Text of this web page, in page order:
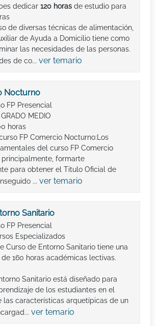
dedicar 120 horas de estudio para
de diversas técnicas de alimentación,
de Ayuda a Domicilio tiene como
las necesidades de las personas.
de co... ver temario
Nocturno
FP Presencial
GRADO MEDIO
horas
FP Comercio Nocturno:Los
del curso FP Comercio
principalmente, formarte
para obtener el Titulo Oficial de
... ver temario
Sanitario
FP Presencial
Especializados
Curso de Entorno Sanitario tiene una
160 horas académicas lectivas.
Sanitario está diseñado para
de los estudiantes en el
las características arquetípicas de un
ver temario